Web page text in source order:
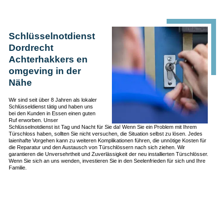
Schlüsselnotdienst
Dordrecht
Achterhakkers en
omgeving in der
Nähe
Wir sind seit über 8 Jahren als lokaler
Schlüsseldienst tätig und haben uns
bei den Kunden in Essen einen guten
Ruf erworben. Unser
Schlüsselnotdienst ist Tag und Nacht für Sie da! Wenn Sie ein Problem mit Ihrem
Türschloss haben, sollten Sie nicht versuchen, die Situation selbst zu lösen. Jedes
laienhafte Vorgehen kann zu weiteren Komplikationen führen, die unnötige Kosten für
die Reparatur und den Austausch von Türschlössern nach sich ziehen. Wir
garantieren die Unversehrtheit und Zuverlässigkeit der neu installierten Türschlösser.
Wenn Sie sich an uns wenden, investieren Sie in den Seelenfrieden für sich und Ihre
Familie.